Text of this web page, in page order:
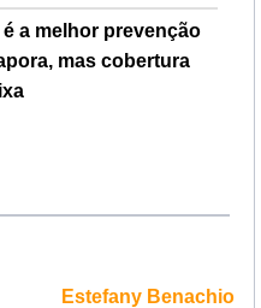
a melhor prevenção
mas cobertura
Estefany Benachio